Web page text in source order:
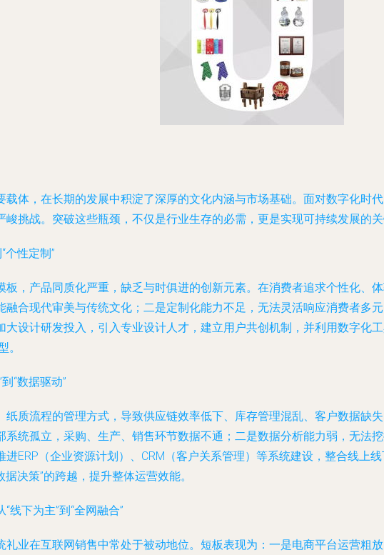
体，在长期的发展中积淀了深厚的文化内涵与市场基础。面对数字化时
挑战。突破这些瓶颈，不仅是行业生存的必需，更是实现可持续发展的关
个性定制”
，产品同质化严重，缺乏与时俱进的创新元素。在消费者追求个性化、
合现代审美与传统文化；二是定制化能力不足，无法灵活响应消费者多
设计研发投入，引入专业设计人才，建立用户共创机制，并利用数字化
。
“数据驱动”
质流程的管理方式，导致供应链效率低下、库存管理混乱、客户数据缺
系统孤立，采购、生产、销售环节数据不通；二是数据分析能力弱，无法
ERP（企业资源计划）、CRM（客户关系管理）等系统建设，整合线上
决策”的跨越，提升整体运营效能。
线下为主”到“全网融合”
业在互联网销售中常处于被动地位。短板表现为：一是电商平台运营粗